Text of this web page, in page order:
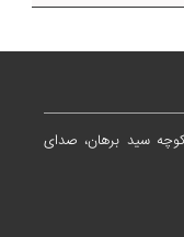
کوچه سید برهان، صدای